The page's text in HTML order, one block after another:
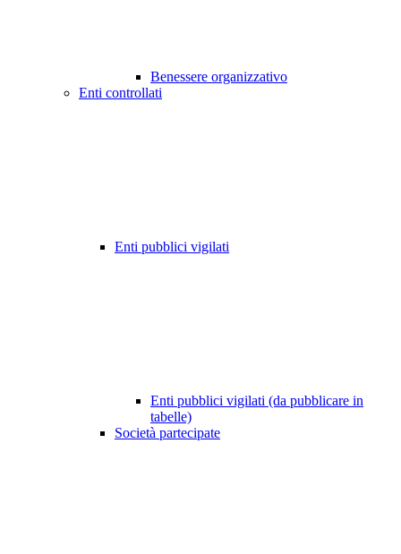
Benessere organizzativo
Enti controllati
Enti pubblici vigilati
Enti pubblici vigilati (da pubblicare in
tabelle)
Società partecipate